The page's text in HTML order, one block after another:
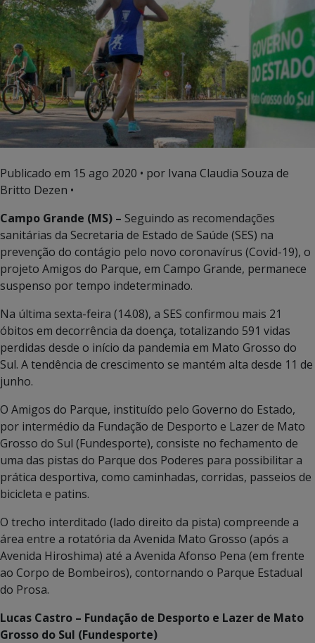
Publicado em 15 ago 2020 • por Ivana Claudia Souza de
Britto Dezen •
Campo Grande (MS) – Seguindo as recomendações
sanitárias da Secretaria de Estado de Saúde (SES) na
prevenção do contágio pelo novo coronavírus (Covid-19), o
projeto Amigos do Parque, em Campo Grande, permanece
suspenso por tempo indeterminado.
Na última sexta-feira (14.08), a SES confirmou mais 21
óbitos em decorrência da doença, totalizando 591 vidas
perdidas desde o início da pandemia em Mato Grosso do
Sul. A tendência de crescimento se mantém alta desde 11 de
junho.
O Amigos do Parque, instituído pelo Governo do Estado,
por intermédio da Fundação de Desporto e Lazer de Mato
Grosso do Sul (Fundesporte), consiste no fechamento de
uma das pistas do Parque dos Poderes para possibilitar a
prática desportiva, como caminhadas, corridas, passeios de
bicicleta e patins.
O trecho interditado (lado direito da pista) compreende a
área entre a rotatória da Avenida Mato Grosso (após a
Avenida Hiroshima) até a Avenida Afonso Pena (em frente
ao Corpo de Bombeiros), contornando o Parque Estadual
do Prosa.
Lucas Castro – Fundação de Desporto e Lazer de Mato
Grosso do Sul (Fundesporte)